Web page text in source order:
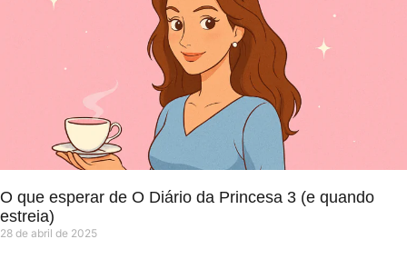
O que esperar de O Diário da Princesa 3 (e quando
estreia)
28 de abril de 2025